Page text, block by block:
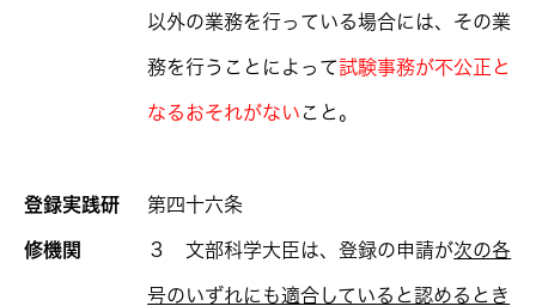
以外の業務を行っている場合には、その業
務を行うことによって試験事務が不公正と
なるおそれがない こと。
登録実践研
修機関
第四十六条
３ 文部科学大臣は、登録の申請が次の各
号のいずれにも適合していると認めるとき